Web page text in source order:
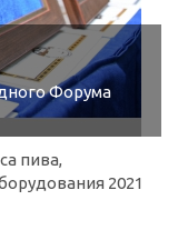
Форума
пива,
2021